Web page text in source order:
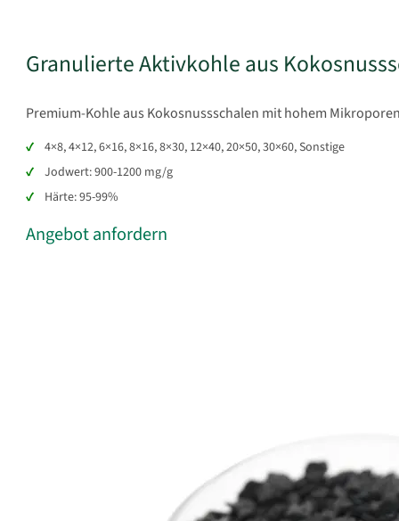
Granulierte Aktivkohle aus
Premium-Kohle aus Kokosnussschalen mit hohem
4×8, 4×12, 6×16, 8×16, 8×30, 12×40, 20×50, 30×60, Sonstige
Jodwert: 900-1200 mg/g
Härte: 95-99%
Angebot anfordern